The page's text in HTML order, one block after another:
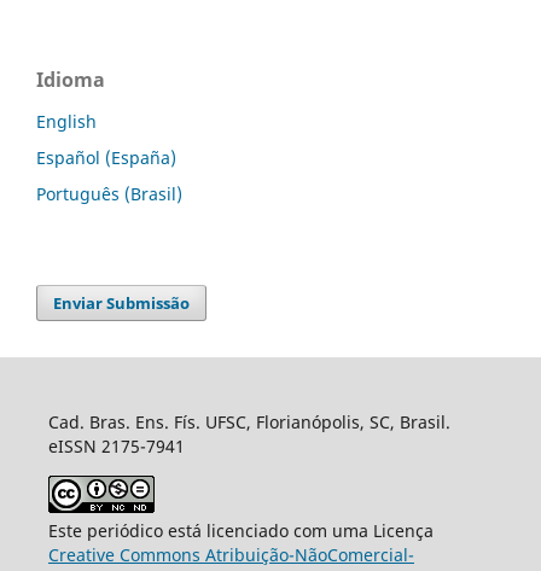
Idioma
English
Español (España)
Português (Brasil)
Enviar Submissão
Cad. Bras. Ens. Fís. UFSC, Florianópolis, SC, Brasil.
eISSN 2175-7941
Este periódico está licenciado com uma Licença
Creative Commons Atribuição-NãoComercial-